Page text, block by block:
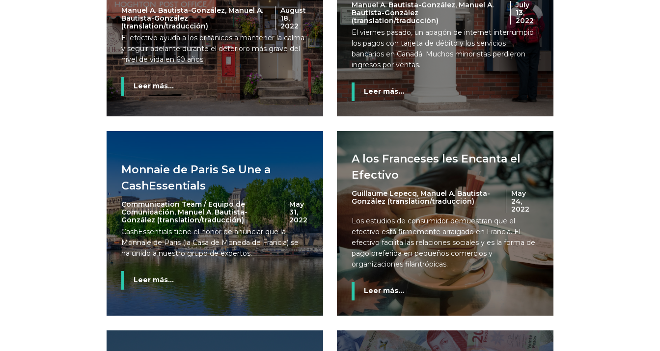
Manuel A. Bautista-González, Manuel A.
Bautista-González
(translation/traducción)
August
18,
2022
El efectivo ayuda a los británicos a mantener la calma
y seguir adelante durante el deterioro más grave del
nivel de vida en 60 años.
Leer más...
Manuel A. Bautista-González, Manuel A.
Bautista-González
(translation/traducción)
July
13,
2022
El viernes pasado, un apagón de internet interrumpió
los pagos con tarjeta de débito y los servicios
bancarios en Canadá. Muchos minoristas perdieron
ingresos por ventas.
Leer más...
Monnaie de Paris Se Une a
CashEssentials
Communication Team / Equipo de
Comunicación, Manuel A. Bautista-
González (translation/traducción)
May
31,
2022
CashEssentials tiene el honor de anunciar que la
Monnaie de Paris (la Casa de Moneda de Francia) se
ha unido a nuestro grupo de expertos.
Leer más...
A los Franceses les Encanta el
Efectivo
Guillaume Lepecq, Manuel A. Bautista-
González (translation/traducción)
May
24,
2022
Los estudios de consumidor demuestran que el
efectivo está firmemente arraigado en Francia. El
efectivo facilita las relaciones sociales y es la forma de
pago preferida en pequeños comercios y
organizaciones filantrópicas.
Leer más...